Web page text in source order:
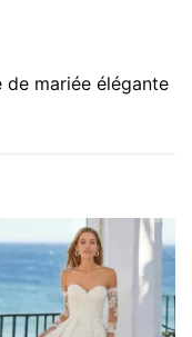
mariée élégante